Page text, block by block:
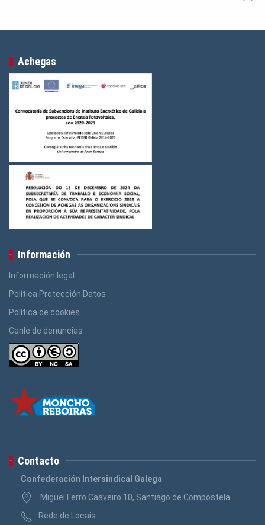
Achegas
Información
Información legal
Política Protección Datos
Política de cookies
Canle de denuncias
Contacto
Confederación Intersindical Galega
Miguel Ferro Caaveiro 10, Santiago de Compostela
Rede de Locais